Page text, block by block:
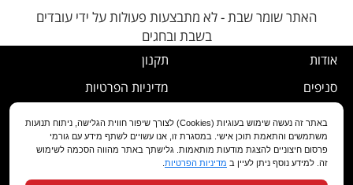
האתר שומר שבת - לא מתבצעות פעולות על ידי עובדים
בשבת ובחגים
אודות
סניפים
שירות לקוחות
מועדון לקוחות
תקנון
מדיניות הפרטיות
נוהל ביטול עסקה
מדיניות החלפה/החזרה/ביטול
הצהרת נגישות
באתר זה נעשה שימוש בעוגיות (Cookies) לצורך שיפור חווית הגלישה, ניתוח תנועות
משתמשים והתאמת תוכן אישי. במסגרת זו, אנו עשויים לשתף מידע עם גורמי
פרסום חיצוניים להצגת מודעות מותאמות. גלישתך באתר מהווה הסכמה לשימוש
זה. למידע נוסף ניתן לעיין ב מדיניות הפרטיות